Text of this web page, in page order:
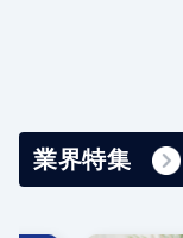
業界特集